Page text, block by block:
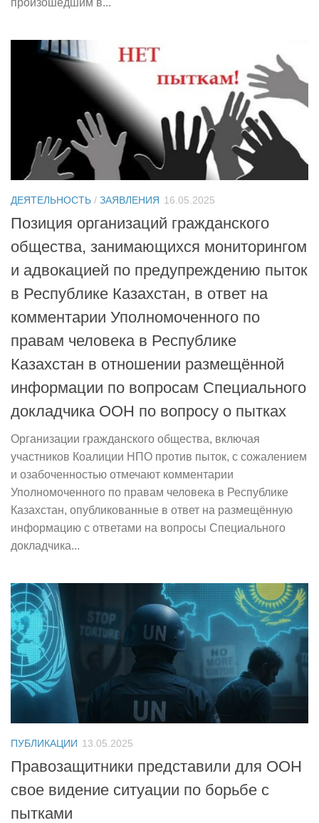
ДЕЯТЕЛЬНОСТЬ / ЗАЯВЛЕНИЯ 16.05.2025
Позиция организаций гражданского
общества, занимающихся мониторингом
и адвокацией по предупреждению пыток
в Республике Казахстан, в ответ на
комментарии Уполномоченного по
правам человека в Республике
Казахстан в отношении размещённой
информации по вопросам Специального
докладчика ООН по вопросу о пытках
Организации гражданского общества, включая
участников Коалиции НПО против пыток, с сожалением
и озабоченностью отмечают комментарии
Уполномоченного по правам человека в Республике
Казахстан, опубликованные в ответ на размещённую
информацию с ответами на вопросы Специального
докладчика...
ПУБЛИКАЦИИ 13.05.2025
Правозащитники представили для ООН
свое видение ситуации по борьбе с
пытками